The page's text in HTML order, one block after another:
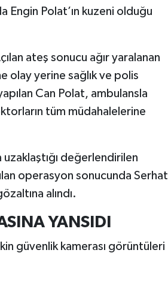
Engin Polat’ın kuzeni olduğu
ateş sonucu ağır yaralanan
olay yerine sağlık ve polis
Can Polat, ambulansla
tüm müdahalelerine
uzaklaştığı değerlendirilen
operasyon sonucunda Serhat
alındı.
YANSIDI
güvenlik kamerası görüntüleri